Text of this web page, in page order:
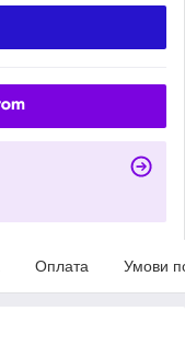
Оплата Умови